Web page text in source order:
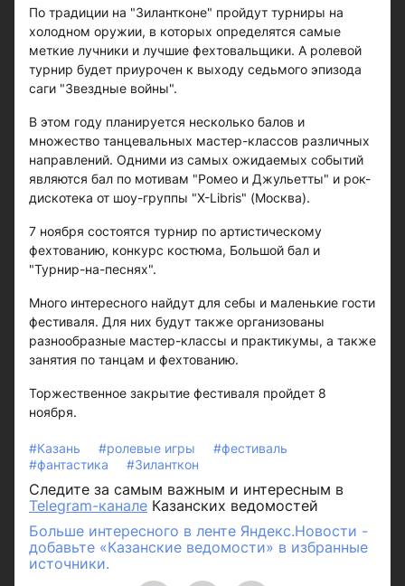
По традиции на "Зилантконе" пройдут турниры на
холодном оружии, в которых определятся самые
меткие лучники и лучшие фехтовальщики. А ролевой
турнир будет приурочен к выходу седьмого эпизода
саги "Звездные войны".
В этом году планируется несколько балов и
множество танцевальных мастер-классов различных
направлений. Одними из самых ожидаемых событий
являются бал по мотивам "Ромео и Джульетты" и рок-
дискотека от шоу-группы "X-Libris" (Москва).
7 ноября состоятся турнир по артистическому
фехтованию, конкурс костюма, Большой бал и
"Турнир-на-песнях".
Много интересного найдут для себы и маленькие гости
фестиваля. Для них будут также организованы
разнообразные мастер-классы и практикумы, а также
занятия по танцам и фехтованию.
Торжественное закрытие фестиваля пройдет 8
ноября.
#Казань #ролевые игры
#фестиваль
#фантастика
#Зиланткон
Следите за самым важным и интересным в
Telegram-канале Казанских ведомостей
Больше интересного в ленте Яндекс.Новости -
добавьте «Казанские ведомости» в избранные
источники.